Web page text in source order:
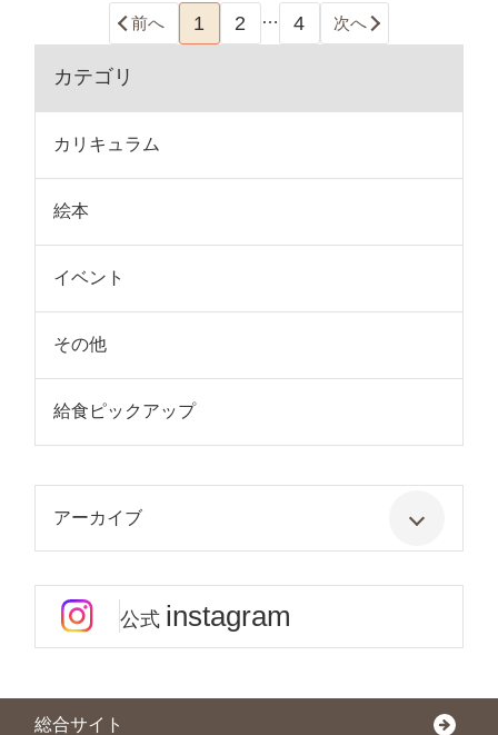
前へ 1 2 … 4 次へ
カテゴリ
カリキュラム
絵本
イベント
その他
給食ピックアップ
アーカイブ
公式 instagram
総合サイト